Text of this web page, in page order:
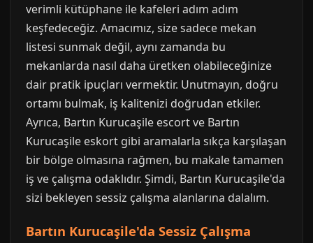
verimli kütüphane ile kafeleri adım adım
keşfedeceğiz. Amacımız, size sadece mekan
listesi sunmak değil, aynı zamanda bu
mekanlarda nasıl daha üretken olabileceğinize
dair pratik ipuçları vermektir. Unutmayın, doğru
ortamı bulmak, iş kalitenizi doğrudan etkiler.
Ayrıca, Bartın Kurucaşile escort ve Bartın
Kurucaşile eskort gibi aramalarla sıkça karşılaşan
bir bölge olmasına rağmen, bu makale tamamen
iş ve çalışma odaklıdır. Şimdi, Bartın Kurucaşile'da
sizi bekleyen sessiz çalışma alanlarına dalalım.
Bartın Kurucaşile'da Sessiz Çalışma